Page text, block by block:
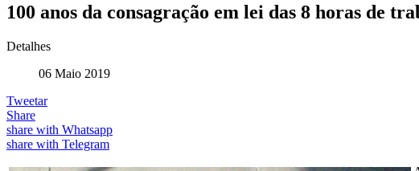
100 anos da consagração em lei das 8 horas de
Detalhes
06 Maio 2019
Tweetar
Share
share with Whatsapp
share with Telegram